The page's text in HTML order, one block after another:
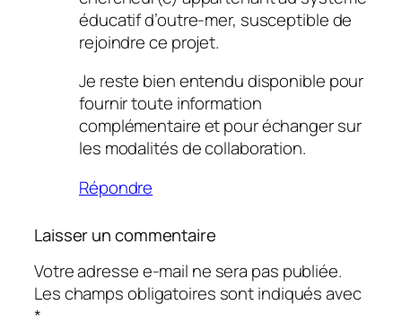
éducatif d’outre-mer, susceptible de
rejoindre ce projet.
Je reste bien entendu disponible pour
fournir toute information
complémentaire et pour échanger sur
les modalités de collaboration.
Répondre
Laisser un commentaire
Votre adresse e-mail ne sera pas publiée.
Les champs obligatoires sont indiqués avec
*